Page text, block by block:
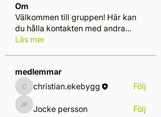
Om
Välkommen till gruppen! Här kan
du hålla kontakten med andra...
Läs mer
medlemmar
christian.ekebygg
christian.ekebygg Följ
Jocke persson
Jocke persson Följ